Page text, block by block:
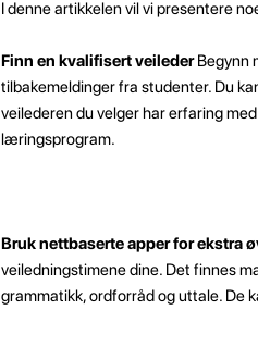
I denne artikkelen vil vi presentere
Finn en kvalifisert veilederBegynn
tilbakemeldinger fra studenter. Du
veilederen du velger har erfaring
læringsprogram.
Bruk nettbaserte apper for ekstra
veiledningstimene dine. Det finnes
grammatikk, ordforråd og uttale. De